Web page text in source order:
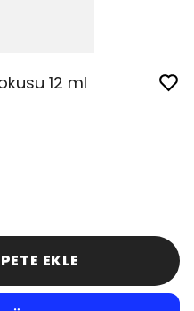
12 ml
EKLE